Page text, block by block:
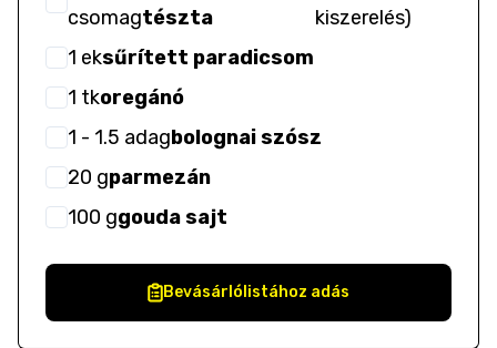
csomagtészta
kiszerelés)
1 eksűrített paradicsom
1 tkoregánó
1 - 1.5 adagbolognai szósz
20 gparmezán
100 ggouda sajt
Bevásárlólistához adás